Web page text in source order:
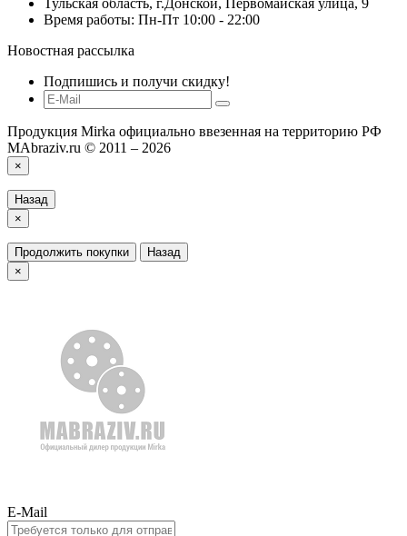
Время работы: Пн-Пт 10:00 - 22:00
Новостная рассылка
Подпишись и получи скидку!
Продукция Mirka официально ввезенная на территорию РФ
MAbraziv.ru © 2011 – 2026
×
Назад
×
Продолжить покупки
Назад
×
E-Mail